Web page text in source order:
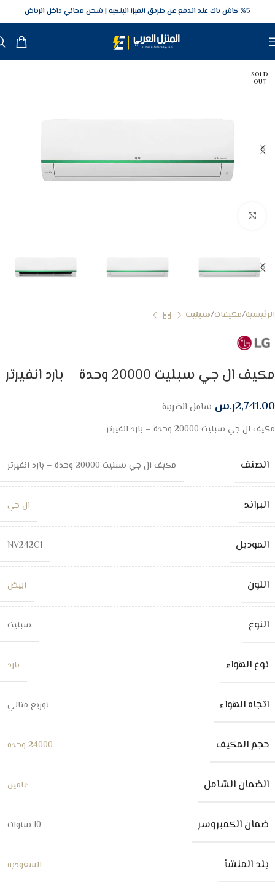
5‎% كاش باك عند الدفع عن طريق الفيزا البنكيه شحن مجاني داخل الرياض
SOLD
OUT
الرئيسية مكيفات سبليت
مكيف ال جي سبليت 20000 وحدة – بارد انفيرتر
2,741.00ر.س شامل الضريبة
مكيف ال جي سبليت 20000 وحدة – بارد انفيرتر
الصنف مكيف ال جي سبليت 20000 وحدة – بارد انفيرتر
البراند ال جي
الموديل NV242C1
اللون ابيض
النوع سبليت
نوع الهواء بارد
اتجاه الهواء توزيع مثالي
حجم المكيف 24000 وحدة
الضمان الشامل عامين
ضمان الكمبروسر 10 سنوات
بلد المنشأ السعودية